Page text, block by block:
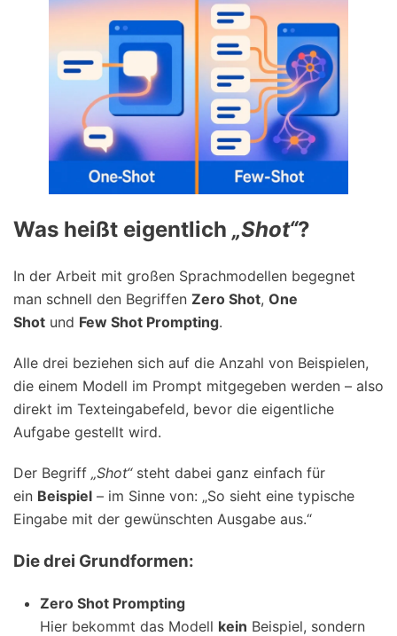
Was heißt eigentlich „Shot“?
In der Arbeit mit großen Sprachmodellen begegnet
man schnell den Begriffen Zero Shot, One
Shot und Few Shot Prompting.
Alle drei beziehen sich auf die Anzahl von Beispielen,
die einem Modell im Prompt mitgegeben werden – also
direkt im Texteingabefeld, bevor die eigentliche
Aufgabe gestellt wird.
Der Begriff „Shot“steht dabei ganz einfach für
ein Beispiel – im Sinne von: „So sieht eine typische
Eingabe mit der gewünschten Ausgabe aus.“
Die drei Grundformen:
Zero Shot Prompting
Hier bekommt das Modell kein Beispiel, sondern